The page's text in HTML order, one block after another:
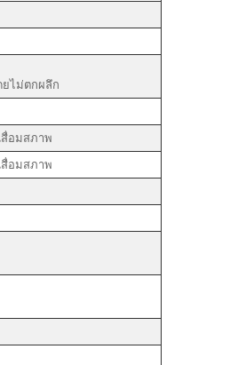
ยไม่ตกผลึก
อมสภาพ
อมสภาพ